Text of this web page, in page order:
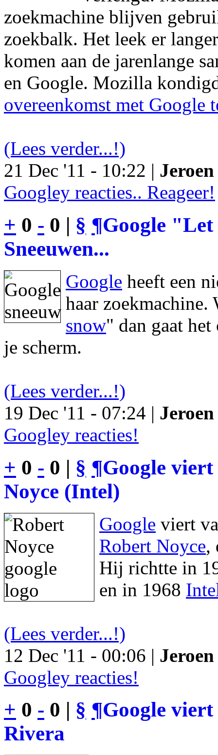
zoekmachine blijven
zoekbalk. Het leek er
komen aan de jarenlange
en Google. Mozilla
overeenkomst met Google
(Lees verder...!)
21 Dec '11 - 10:22 |
Googley reacties.. Reageer!
+ 0 - 0 | § ¶Google
Sneeuwen...
Google heeft een
haar zoekmachine.
snow" dan gaat
je scherm.
(Lees verder...!)
19 Dec '11 - 07:24 |
Googley reacties!
+ 0 - 0 | § ¶Google
Noyce (Intel)
Google viert
Robert Noyce,
Hij richtte in
en in 1968
(Lees verder...!)
12 Dec '11 - 00:06 |
Googley reacties!
+ 0 - 0 | § ¶Google
Rivera